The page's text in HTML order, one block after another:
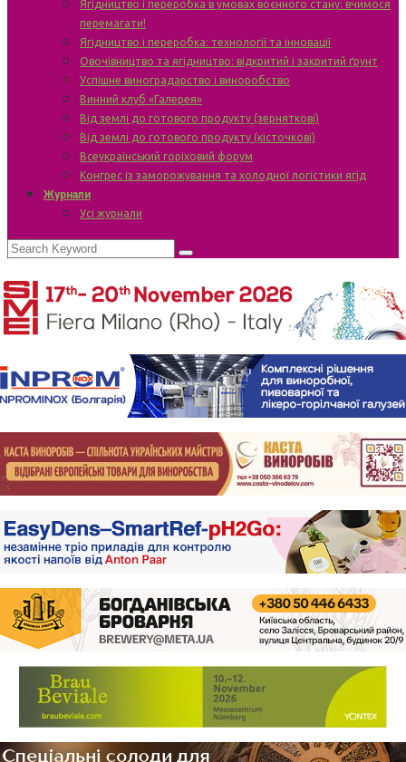
Ягідництво і переробка в умовах воєнного стану: вчимося
перемагати!
Ягідництво і переробка: технології та інновації
Овочівництво та ягідництво: відкритий і закритий ґрунт
Успішне виноградарство і виноробство
Винний клуб «Галерея»
Від землі до готового продукту (зерняткові)
Від землі до готового продукту (кісточкові)
Всеукраїнський горіховий форум
Конгрес із заморожування та холодної логістики ягід
Журнали
Усі журнали